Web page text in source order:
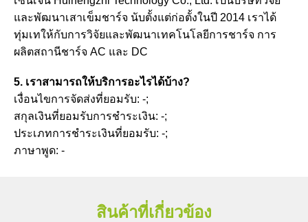
และพัฒนาเสาเข็มชาร์จ นับตั้งแต่ก่อตั้งในปี 2014 เราได้
ทุ่มเทให้กับการวิจัยและพัฒนาเทคโนโลยีการชาร์จ การ
ผลิตสถานีชาร์จ AC และ DC
5. เราสามารถให้บริการอะไรได้บ้าง?
เงื่อนไขการจัดส่งที่ยอมรับ: -;
สกุลเงินที่ยอมรับการชำระเงิน: -;
ประเภทการชำระเงินที่ยอมรับ: -;
ภาษาพูด: -
สินค้าที่เกี่ยวข้อง